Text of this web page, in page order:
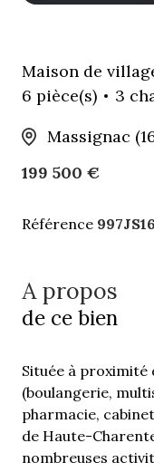
Maison de
6 pièce(s)
3
Massignac
199 500 €
Référence 997JS16
A propos
de ce bien
Située à
(boulangerie,
pharmacie,
de Haute-
nombreuses